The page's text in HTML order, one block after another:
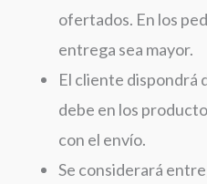
ofertados. En los
entrega sea mayor.
El cliente dispondrá
debe en los
con el envío.
Se considerará